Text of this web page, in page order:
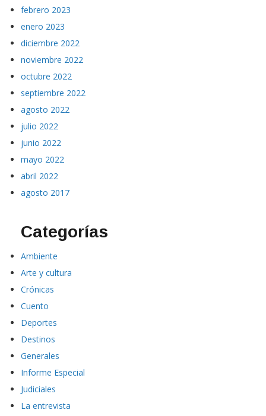
febrero 2023
enero 2023
diciembre 2022
noviembre 2022
octubre 2022
septiembre 2022
agosto 2022
julio 2022
junio 2022
mayo 2022
abril 2022
agosto 2017
Categorías
Ambiente
Arte y cultura
Crónicas
Cuento
Deportes
Destinos
Generales
Informe Especial
Judiciales
La entrevista